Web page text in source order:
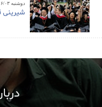
دوشنبه ۱۴۰۴/۰۶/۰۳
شیرینی